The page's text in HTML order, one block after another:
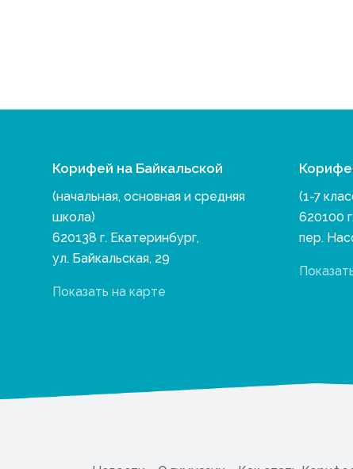
Корифей на Байкальской
(начальная, основная и средняя
школа)
620138 г. Екатеринбург,
ул. Байкальская, 29
Показать на карте
(1-7
620100
пер.